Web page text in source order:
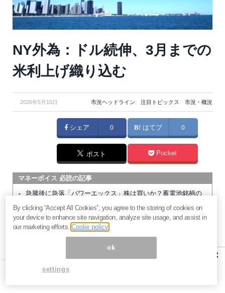
NY外為：ドル続伸、3月までの
米利上げ織り込む
2026年5月15日 市況ヘッドライン、 注目トピックス 市況・概況
シェア 0 はてブ 0
ポスト Pocket
マネーボイス 必読の記事
急騰後に急落「パワーエックス」株は買いか？蓄電池銘柄の
将来性とリスク
過去最高益「サンリオ」は買いか？決算で見えた“強い事
業”と“脆い統治”の同居
「蓄電所」設置ブームで恩恵！株価上昇が見込める日本企業4
×
By clicking “Accept All Cookies”, you agree to the storing of cookies on
your device to enhance site navigation, analyze site usage, and assist in
our marketing efforts.Coolie policy
ok
settings